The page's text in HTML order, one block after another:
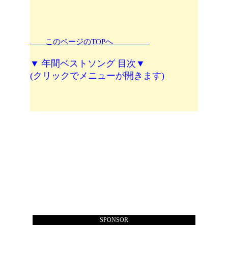
このページのTOPへ
▼ 年間ベストソング 目次▼
(クリックでメニューが開きます)
SPONSOR